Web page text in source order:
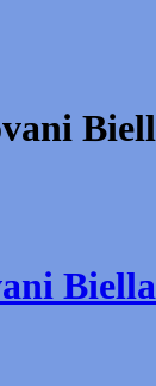
Biella